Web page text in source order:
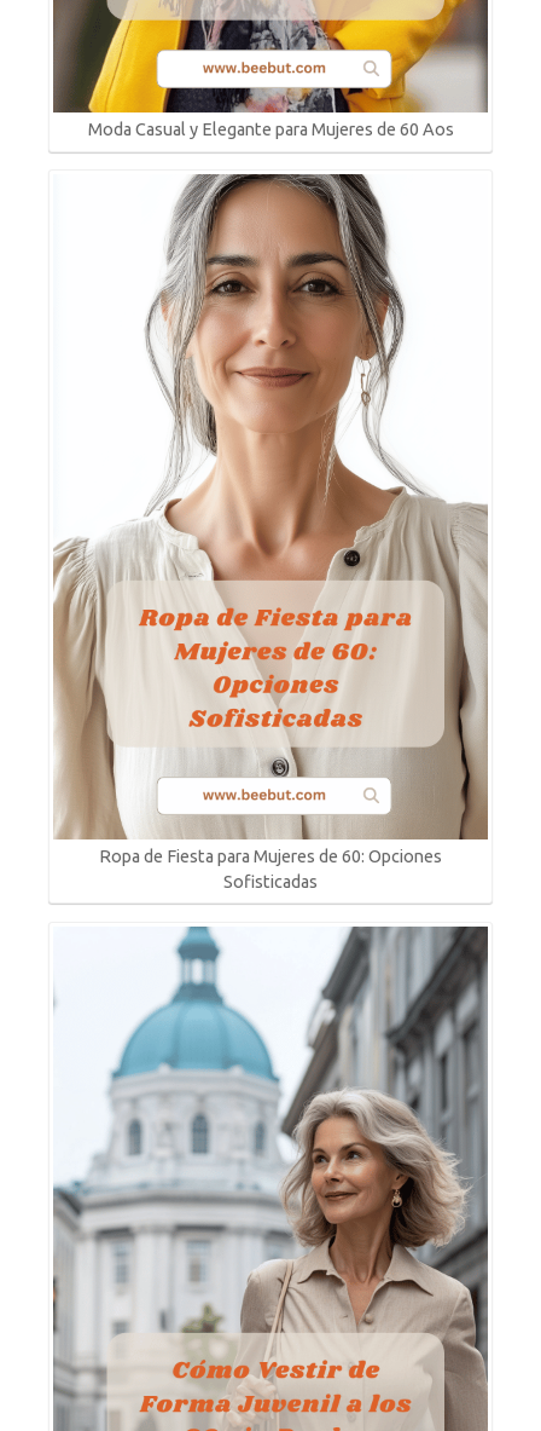
Moda Casual y Elegante para Mujeres de 60 Aos
Ropa de Fiesta para Mujeres de 60: Opciones
Sofisticadas